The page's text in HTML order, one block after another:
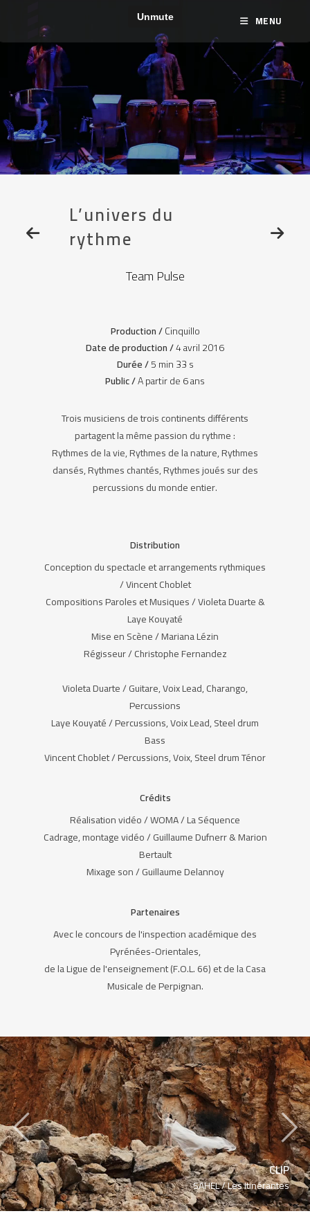
MENU
L’univers du
rythme
Team Pulse
Production /Cinquillo
Date de production /4 avril 2016
Durée /5 min 33 s
Public /A partir de 6 ans
Trois musiciens de trois continents différents
partagent la même passion du rythme :
Rythmes de la vie, Rythmes de la nature, Rythmes
dansés, Rythmes chantés, Rythmes joués sur des
percussions du monde entier.
Distribution
Conception du spectacle et arrangements rythmiques
/ Vincent Choblet
Compositions Paroles et Musiques / Violeta Duarte &
Laye Kouyaté
Mise en Scène / Mariana Lézin
Régisseur / Christophe Fernandez
Violeta Duarte / Guitare, Voix Lead, Charango,
Percussions
Laye Kouyaté / Percussions, Voix Lead, Steel drum
Bass
Vincent Choblet / Percussions, Voix, Steel drum Ténor
Crédits
Réalisation vidéo / WOMA / La Séquence
Cadrage, montage vidéo / Guillaume Dufnerr & Marion
Bertault
Mixage son / Guillaume Delannoy
Partenaires
Avec le concours de l'inspection académique des
Pyrénées-Orientales,
de la Ligue de l'enseignement (F.O.L. 66) et de la Casa
Musicale de Perpignan.
CLIP
SAHEL /Les Itinérantes
‹ ›